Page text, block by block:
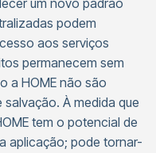
um novo padrão
podem
aos serviços
permanecem sem
a HOME não são
À medida que
tem o potencial de
aplicação; pode tornar-